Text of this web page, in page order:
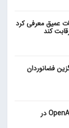
عمیق معرفی کرد
کند
فضانوردان
گزارش‌ها از ناکامی GPT-5 شرکت OpenAI در